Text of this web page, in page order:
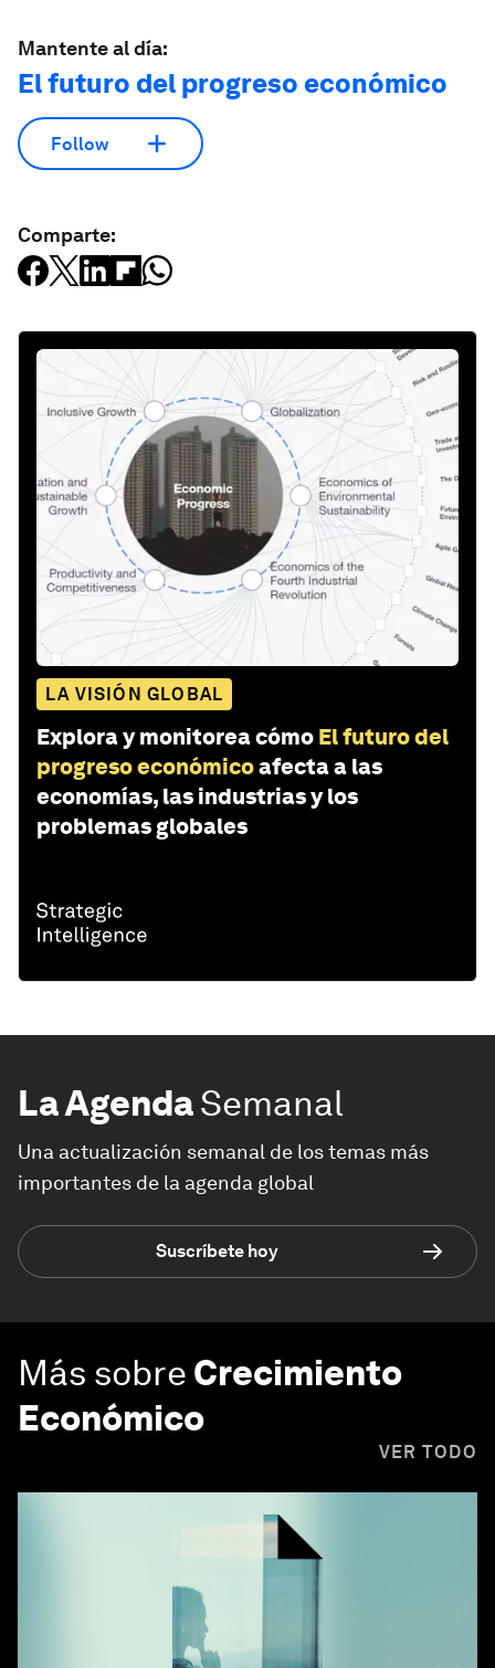
Mantente al día:
El futuro del progreso económico
Follow
Comparte:
LA VISIÓN GLOBAL
Explora y monitorea cómo El futuro del
progreso económicoafecta a las
economías, las industrias y los
problemas globales
La AgendaSemanal
Una actualización semanal de los temas más
importantes de la agenda global
Suscríbete hoy
Más sobre Crecimiento
Económico
VER TODO